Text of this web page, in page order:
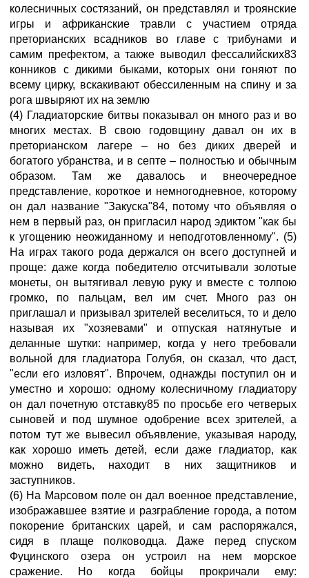
колесничных состязаний, он представлял и троянские
игры и африканские травли с участием отряда
преторианских всадников во главе с трибунами и
самим префектом, а также выводил фессалийских83
конников с дикими быками, которых они гоняют по
всему цирку, вскакивают обессиленным на спину и за
рога швыряют их на землю
(4) Гладиаторские битвы показывал он много раз и во
многих местах. В свою годовщину давал он их в
преторианском лагере – но без диких дверей и
богатого убранства, и в септе – полностью и обычным
образом. Там же давалось и внеочередное
представление, короткое и немногодневное, которому
он дал название "Закуска"84, потому что объявляя о
нем в первый раз, он пригласил народ эдиктом "как бы
к угощению неожиданному и неподготовленному". (5)
На играх такого рода держался он всего доступней и
проще: даже когда победителю отсчитывали золотые
монеты, он вытягивал левую руку и вместе с толпою
громко, по пальцам, вел им счет. Много раз он
приглашал и призывал зрителей веселиться, то и дело
называя их "хозяевами" и отпуская натянутые и
деланные шутки: например, когда у него требовали
вольной для гладиатора Голубя, он сказал, что даст,
"если его изловят". Впрочем, однажды поступил он и
уместно и хорошо: одному колесничному гладиатору
он дал почетную отставку85 по просьбе его четверых
сыновей и под шумное одобрение всех зрителей, а
потом тут же вывесил объявление, указывая народу,
как хорошо иметь детей, если даже гладиатор, как
можно видеть, находит в них защитников и
заступников.
(6) На Марсовом поле он дал военное представление,
изображавшее взятие и разграбление города, а потом
покорение британских царей, и сам распоряжался,
сидя в плаще полководца. Даже перед спуском
Фуцинского озера он устроил на нем морское
сражение. Но когда бойцы прокричали ему: